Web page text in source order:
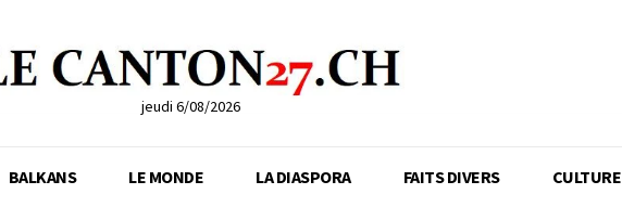
jeudi 6/08/2026
BALKANS LE MONDE LA DIASPORA FAITS DIVERS CULTURE